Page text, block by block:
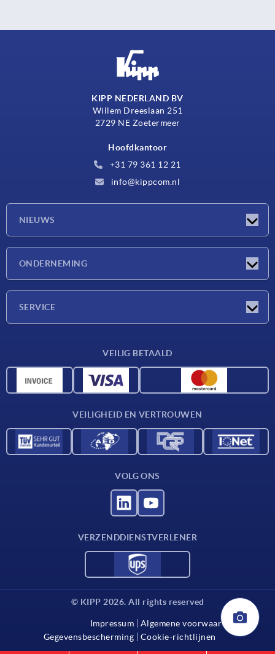
KIPP NEDERLAND BV
Willem Dreeslaan 251
2729 NE Zoetermeer
Hoofdkantoor
+31 79 361 12 21
info@kippcom.nl
NIEUWS
ONDERNEMING
SERVICE
CAD-gegevens
VEILIG BETAALD
VEILIGHEID EN VERTROUWEN
VOLG ONS
VERZENDDIENSTVERLENER
© KIPP 2026. All rights reserved
Impressum
Algemene voorwaarden
Gegevensbescherming
Cookie-richtlijnen